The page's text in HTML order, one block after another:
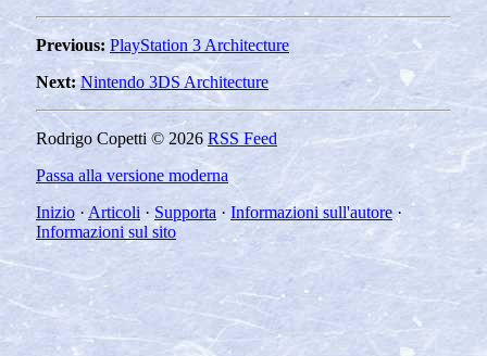
Previous: PlayStation 3 Architecture
Next: Nintendo 3DS Architecture
Rodrigo Copetti © 2026 RSS Feed
Passa alla versione moderna
Inizio · Articoli · Supporta · Informazioni sull'autore ·
Informazioni sul sito